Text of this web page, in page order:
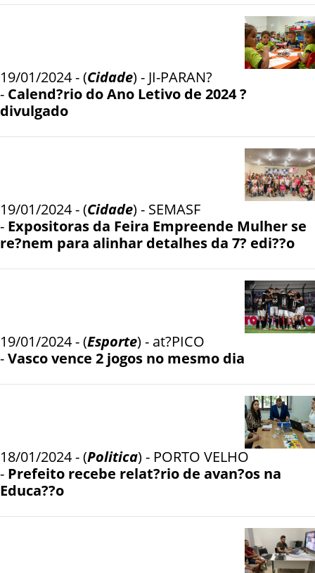
19/01/2024 - (Cidade) - JI-PARAN?
- Calend?rio do Ano Letivo de 2024 ?
divulgado
19/01/2024 - (Cidade) - SEMASF
- Expositoras da Feira Empreende Mulher se
re?nem para alinhar detalhes da 7? edi??o
19/01/2024 - (Esporte) - at?PICO
-Vasco vence 2 jogos no mesmo dia
18/01/2024 - (Politica) - PORTO VELHO
- Prefeito recebe relat?rio de avan?os na
Educa??o